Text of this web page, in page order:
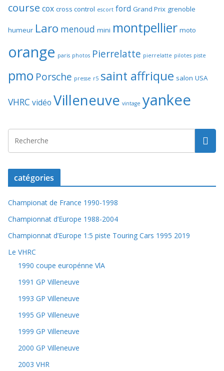
course cox cross control escort ford Grand Prix grenoble
humeur Laro menoud mini montpellier moto
orange paris photos Pierrelatte pierrelatte pilotes piste
pmo Porsche presse r5 saint affrique salon USA
VHRC vidéo Villeneuve vintage yankee
catégories
Championat de France 1990-1998
Championnat d’Europe 1988-2004
Championnat d’Europe 1:5 piste Touring Cars 1995 2019
Le VHRC
1990 coupe europénne VlA
1991 GP Villeneuve
1993 GP Villeneuve
1995 GP Villeneuve
1999 GP Villeneuve
2000 GP Villeneuve
2003 VHR